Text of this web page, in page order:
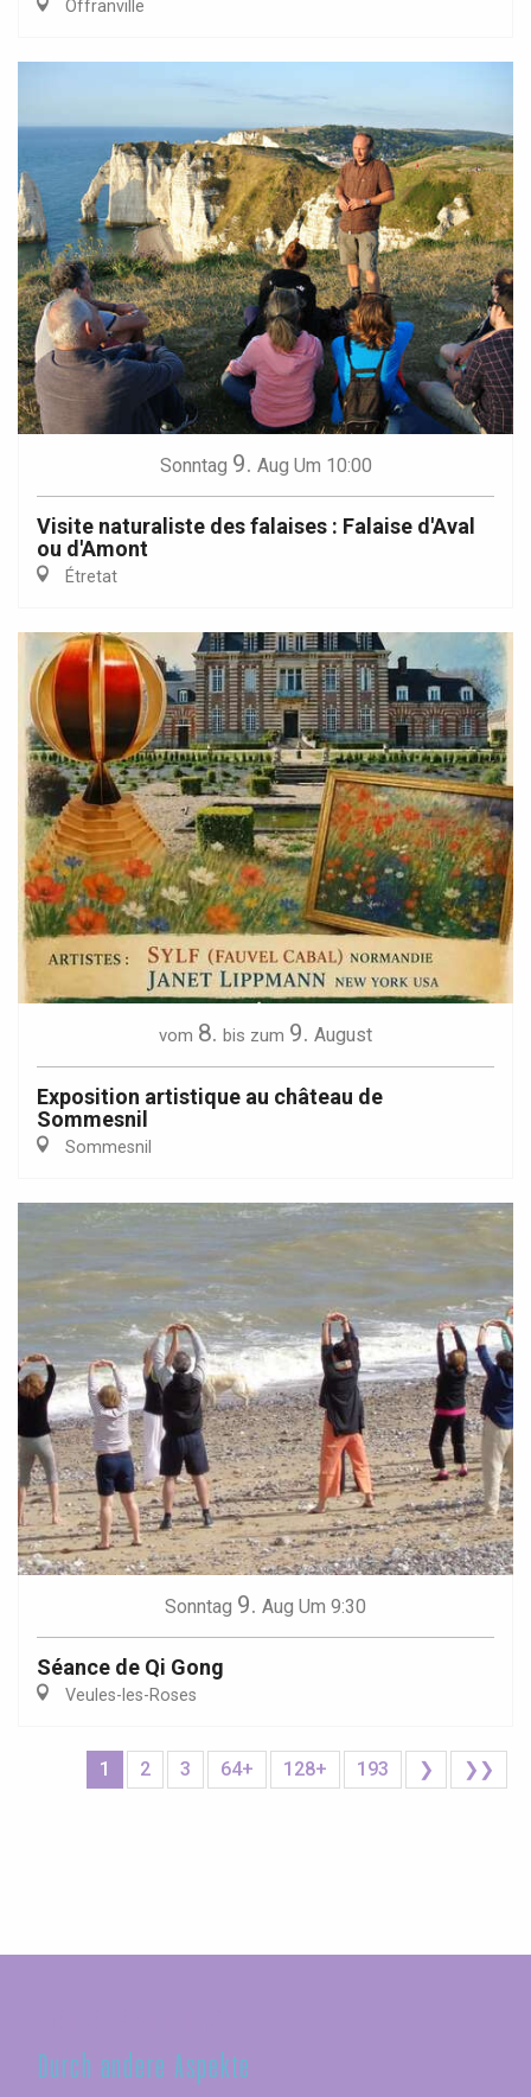
Offranville
Sonntag 9. Aug Um 10:00
Visite naturaliste des falaises : Falaise d'Aval
ou d'Amont
Étretat
vom 8. bis zum 9. August
Exposition artistique au château de
Sommesnil
Sommesnil
Sonntag 9. Aug Um 9:30
Séance de Qi Gong
Veules-les-Roses
1 2 3 64+ 128+ 193 ❯ ❯❯
Durch andere Aspekte